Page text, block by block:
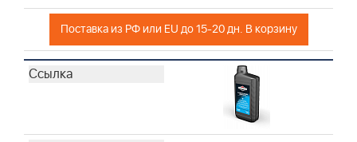
Поставка из РФ или EU до 15-20 дн. В корзину